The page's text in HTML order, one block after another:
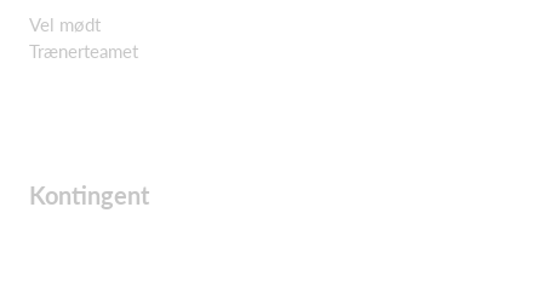
Vel mødt
Trænerteamet
Kontingent